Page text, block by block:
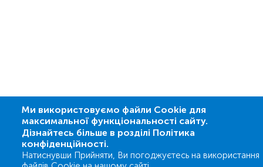
Ми використовуємо файли Cookie для
максимальної функціональності сайту.
Дізнайтесь більше в розділі Політика
конфіденційності.
Натиснувши Прийняти, Ви погоджуєтесь на використання